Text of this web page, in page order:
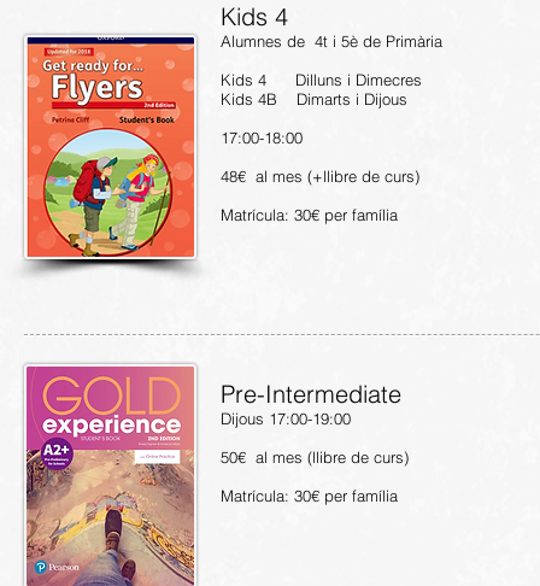
Kids 4
Alumnes de 4t i 5è de Primària
Kids 4 Dilluns i Dimecres
Kids 4B Dimarts i Dijous
17:00-18:00
48€ al mes (+llibre de curs)
Matrícula: 30€ per família
Pre-Intermediate
Dijous 17:00-19:00
50€ al mes (llibre de curs)
Matrícula: 30€ per família